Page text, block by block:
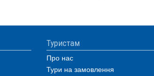
Туристам
Про нас
Тури на замовлення